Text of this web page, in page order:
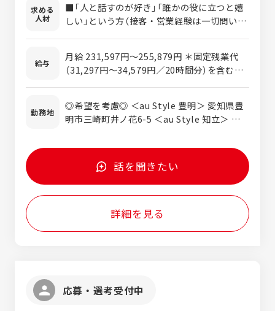
にある、お客様の“豊かな暮らし”をデザイン
する。 私たちがメインで展開するのは、単な
る携帯ショップではなく、最先端のライフデ
ザインを提案する「au Style」です。 ▼ 「au
Style」を扱える、私たちの圧倒的な希少価値
「au Style」は、KDDIの直営店と同等のハイ
た代理店しか運営を認められていません。
KDDIから直接出資を受ける一次代理店であ
からこそ任されている、業界内でも希少価値
の高いプレミアムなブランド店舗です。 ▼ 主
な業務内容 ご来店されたお客様への接客・受
付対応や、ライフデザインの提案をお任せし
更や新規契約だけでなく、お客様のライフス
タイルに合わせて、KDDIの各種ライフライ
ど、店舗のファンを増やす仕掛けづくり。 ・
求める
人材
■「人と話すのが好き」「誰かの役に立つと嬉
しい」という方（接客・営業経験は一切問いま
しっかり確保したい方 ■大手グループの安定
した基盤で、地元（愛知・岐阜・三重）に根を
張って長く働きたい方 ■スマホだけでなく、
ライフラインの知識を身につけて「自分の市
場価値を高めたい」方
給与
月給 231,597円～255,879円 ＊固定残業代
（31,297円～34,579円／20時間分）を含む。
用期間（最大3ヶ月）17,000円/月、 試用期間
終了後（3ヶ月）8,500円/月の支給（試用期間終
考慮のうえ決定します。
勤務地
◎希望を考慮◎ ＜au Style 豊明＞ 愛知県豊
明市三崎町井ノ花6-5 ＜au Style 知立＞ 愛知
と安城＞ 愛知県安城市大東町9-30ららぽ
ーと安城3F ＜au Style イオンスタイル岡崎
＞ 愛知県岡崎市戸崎町字ばら山1-1イオン岡
崎南3F ＜au Style 三好南＞ 愛知県みよし市
三好町西荒田100-7 ＜au Style 豊田山之手＞
愛知県豊田市山之手5-93-1 ＜au Style イオ
ンモールナゴヤドーム前＞ 愛知県名古屋市東
モール熱田1F ＜au Style ポートウォークみ
話を聞きたい
詳細を見る
応募・選考受付中